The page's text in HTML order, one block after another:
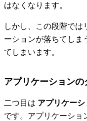
はなくなります。
しかし、この段階では
ーションが落ちてしま
てしまいます。
アプリケーション
二つ目は アプリケー
です。アプリケーショ